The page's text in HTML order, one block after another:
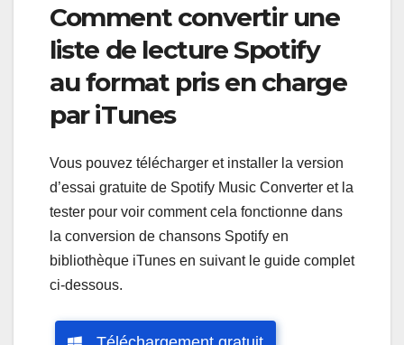
Comment convertir une
liste de lecture Spotify
au format pris en charge
par iTunes
Vous pouvez télécharger et installer la version
d’essai gratuite de Spotify Music Converter et la
tester pour voir comment cela fonctionne dans
la conversion de chansons Spotify en
bibliothèque iTunes en suivant le guide complet
ci-dessous.